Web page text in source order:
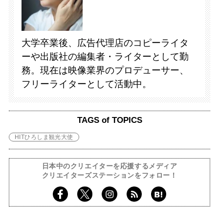
大学卒業後、広告代理店のコピーライタ
ーや出版社の編集者・ライターとして勤
務。現在は映像業界のプロデューサー、
フリーライターとして活動中。
TAGS of TOPICS
HITひろしま観光大使
日本中のクリエイターを応援するメディア
クリエイターズステーションをフォロー！